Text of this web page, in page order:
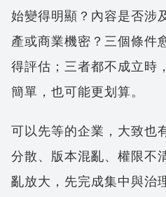
始變得明顯？內容是否涉
產或商業機密？三個條件
得評估；三者都不成立時
簡單，也可能更划算。
可以先等的企業，大致也
分散、版本混亂、權限不
亂放大，先完成集中與治